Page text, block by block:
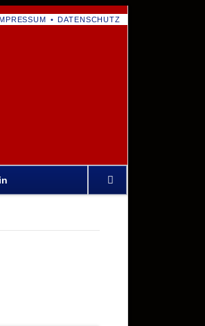
IMPRESSUM DATENSCHUTZ
überspringen